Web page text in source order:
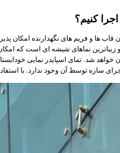
کنیم؟
ها و فریم های نگهدارنده امکان پذیر
نماهای شیشه ای است که امکان
خواهد شد. نمای اسپایدر نمایی
سازه توسط آن وجود ندارد. با